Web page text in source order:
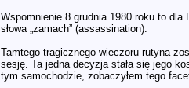
Wspomnienie 8 grudnia 1980 roku to
słowa „zamach” (assassination).
Tamtego tragicznego wieczoru rutyna
sesję. Ta jedna decyzja stała się jego
tym samochodzie, zobaczyłem tego